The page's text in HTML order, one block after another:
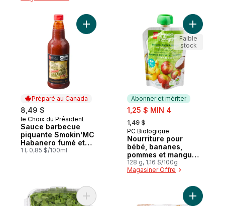
Préparé au Canada
8,49 $
Préparé au Canada
le Choix du Président
Sauce barbecue
piquante Smokin’MC
Habanero fumé et
tequila
1 l, 0,85 $/100ml
Ajouter Sauce barbecue piquante
Abonner et mériter
sale:
1,25 $ MIN 4
, formerly:
1,49 $
Abonner et mériter
PC Biologique
Nourriture pour
bébé, bananes,
pommes et mangues
avec lait de coco
128 g, 1,16 $/100g
Magasiner Offre
Ajouter
Faible
stock
Ajouter Roquette au panier Ajouter